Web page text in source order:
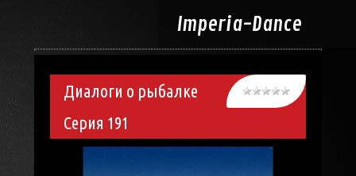
Imperia-Dance
Диалоги о рыбалке
Серия 191